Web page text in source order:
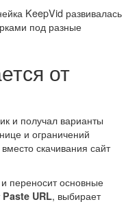
KeepVid развивалась
под разные
от
и получал варианты
и ограничений
скачивания сайт
переносит основные
Paste URL, выбирает